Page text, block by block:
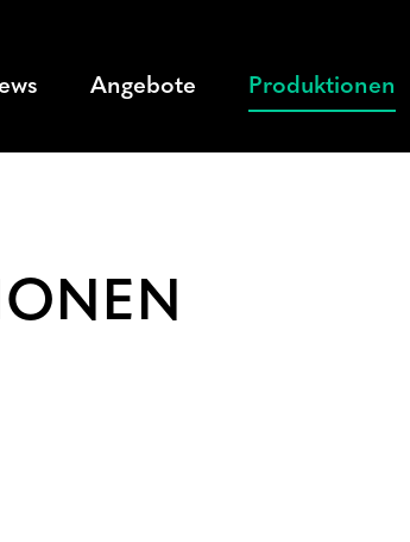
Angebote Produktionen